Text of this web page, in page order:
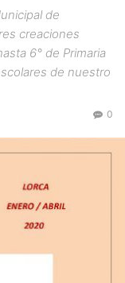
de
creaciones
6° de Primaria
de nuestro
0